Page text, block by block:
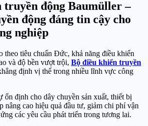
truyền động Baumüller –
động đáng tin cậy cho
nghiệp
theo tiêu chuẩn Đức, khả năng điều khiển
và độ bền vượt trội, Bộ điều khiển truyền
định vị thế trong nhiều lĩnh vực công
ổn định cho dây chuyền sản xuất, thiết bị
nâng cao hiệu quả đầu tư, giảm chi phí vận
các yêu cầu phát triển trong tương lai.